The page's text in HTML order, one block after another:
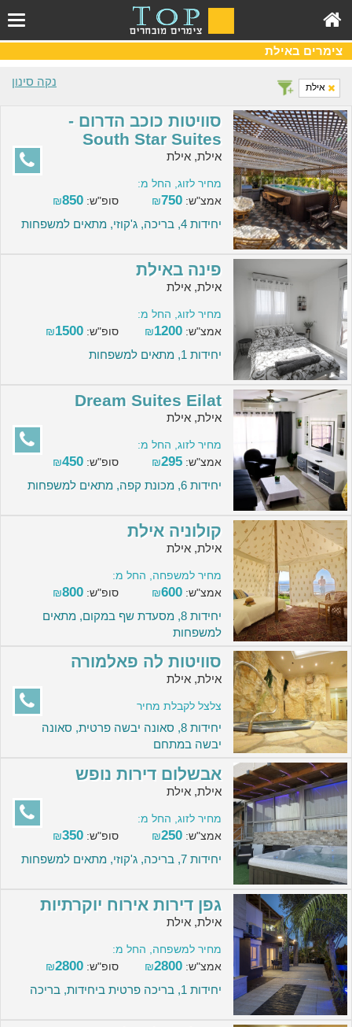
צימרים באילת
נקה סינון אילת
סוויטות כוכב הדרום -
South Star Suites
אילת, אילת
מחיר לזוג, החל מ:
אמצ"ש:
₪750 סופ"ש: ₪850
יחידות 4, בריכה, ג'קוזי, מתאים למשפחות
פינה באילת
אילת, אילת
מחיר לזוג, החל מ:
אמצ"ש:
₪1200 סופ"ש: ₪1500
יחידות 1, מתאים למשפחות
Dream Suites Eilat
אילת, אילת
מחיר לזוג, החל מ:
אמצ"ש:
₪295 סופ"ש: ₪450
יחידות 6, מכונת קפה, מתאים למשפחות
קולוניה אילת
אילת, אילת
מחיר למשפחה, החל מ:
אמצ"ש:
₪600 סופ"ש: ₪800
יחידות 8, מסעדת שף במקום, מתאים
למשפחות
סוויטות לה פאלמורה
אילת, אילת
צלצל לקבלת מחיר
יחידות 8, סאונה יבשה פרטית, סאונה
יבשה במתחם
אבשלום דירות נופש
אילת, אילת
מחיר לזוג, החל מ:
אמצ"ש:
₪250 סופ"ש: ₪350
יחידות 7, בריכה, ג'קוזי, מתאים למשפחות
גפן דירות אירוח יוקרתיות
אילת, אילת
מחיר למשפחה, החל מ:
אמצ"ש:
₪2800 סופ"ש: ₪2800
יחידות 1, בריכה פרטית ביחידות, בריכה